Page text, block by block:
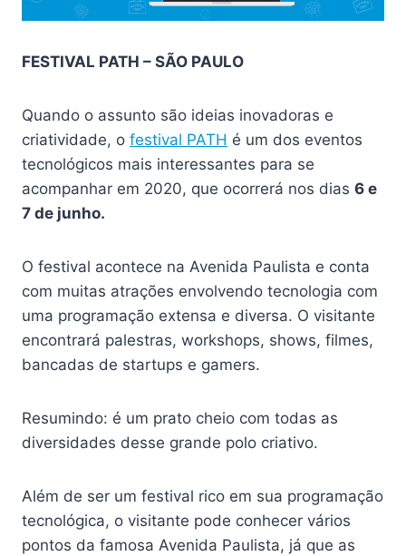
FESTIVAL PATH – SÃO PAULO
Quando o assunto são ideias inovadoras e
criatividade, o festival PATH é um dos eventos
tecnológicos mais interessantes para se
acompanhar em 2020, que ocorrerá nos dias 6 e
7 de junho.
O festival acontece na Avenida Paulista e conta
com muitas atrações envolvendo tecnologia com
uma programação extensa e diversa. O visitante
encontrará palestras, workshops, shows, filmes,
bancadas de startups e gamers.
Resumindo: é um prato cheio com todas as
diversidades desse grande polo criativo.
Além de ser um festival rico em sua programação
tecnológica, o visitante pode conhecer vários
pontos da famosa Avenida Paulista, já que as